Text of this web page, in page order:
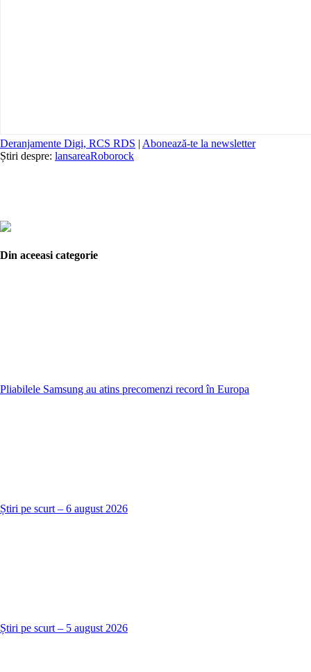
Deranjamente Digi, RCS RDS | Abonează-te la newsletter
Știri despre: lansareaRoborock
Din aceeasi categorie
Pliabilele Samsung au atins precomenzi record în Europa
Știri pe scurt – 6 august 2026
Știri pe scurt – 5 august 2026